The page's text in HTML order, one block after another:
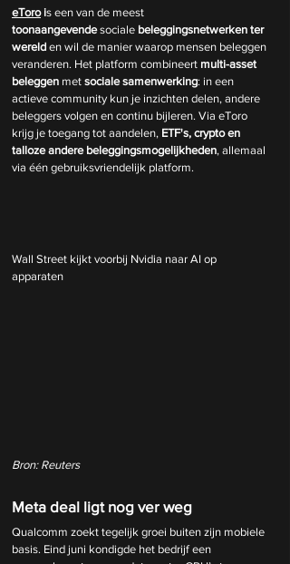
eToro is een van de meest
toonaangevende sociale beleggingsnetwerken ter
wereld en wil de manier waarop mensen beleggen
veranderen. Het platform combineert multi-asset
beleggen met sociale samenwerking: in een
actieve community kun je inzichten delen, andere
beleggers volgen en continu bijleren. Via eToro
krijg je toegang tot aandelen, ETF's, crypto en
talloze andere beleggingsmogelijkheden, allemaal
via één gebruiksvriendelijk platform.
Wall Street kijkt voorbij Nvidia naar AI op
apparaten
Bron: Reuters
Meta deal ligt nog ver weg
Qualcomm zoekt tegelijk groei buiten zijn mobiele
basis. Eind juni kondigde het bedrijf een